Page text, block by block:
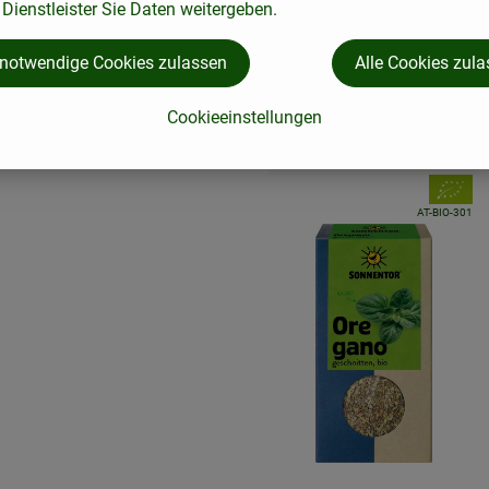
, Verband:
, Kontrollstelle:
AT-BIO-301
Sie Daten weitergeben.
Cookieeinstellungen
Cookies zulassen Alle Cookies